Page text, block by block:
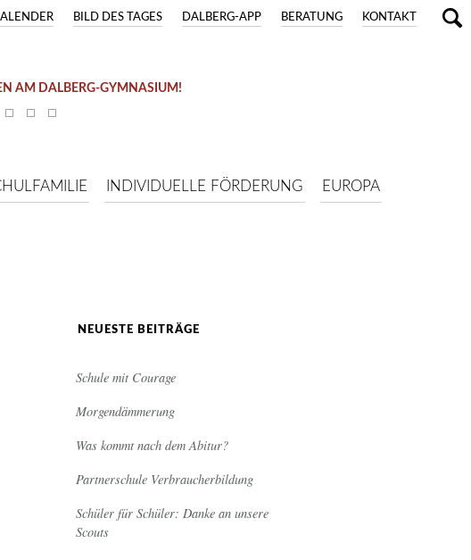
KONTAKT
BERATUNG
DALBERG-APP
BILD DES TAGES
AM DALBERG-GYMNASIUM!
INDIVIDUELLE FÖRDERUNG EUROPA
NEUESTE BEITRÄGE
Schule mit Courage
Morgendämmerung
Was kommt nach dem Abitur?
Partnerschule Verbraucherbildung
Schüler für Schüler: Danke an unsere
Scouts